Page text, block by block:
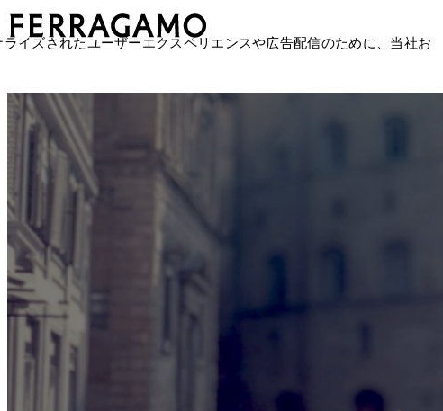
イズされたユーザーエクスペリエンスや広告配信のために、当社お